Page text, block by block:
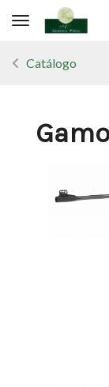
Toggle navigation
Catálogo